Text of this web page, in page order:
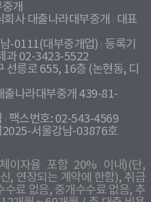
개
회사 대출나라대부중개
대표
-0111(대부중개업) 등록기
과 02-3423-5522
선릉로 655, 16층 (논현동, 디
출나라대부중개 439-81-
팩스번호: 02-543-4569
2025-서울강남-03876호
이자율 포함 20% 이내)(단,
, 연장되는 계약에 한함), 취급
수료 없음, 중개수수료 없음, 추